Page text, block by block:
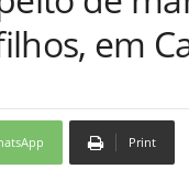
em
Print